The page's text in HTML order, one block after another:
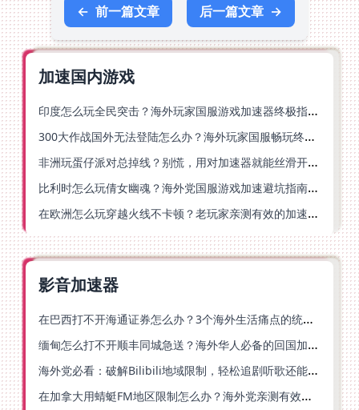
← 前一篇文章 后一篇文章 →
加速国内游戏
印度怎么玩全民突击？海外玩家国服游戏加速器终极指南（附原神延迟优化+精灵之境加速器选择）
300大作战国外无法登陆怎么办？海外玩家国服畅玩终极指南（附实测推荐）
非洲玩蛋仔派对总掉线？别慌，用对加速器就能丝滑开跑！
比利时怎么玩倩女幽魂？海外党国服游戏加速避坑指南（附实测推荐）
在欧洲怎么玩穿越火线不卡顿？老玩家亲测有效的加速器选择指南
影音加速器
在巴西打不开海通证券怎么办？3个海外生活痛点的统一解决方案
缅甸怎么打不开顺丰同城急送？海外华人必备的回国加速指南（附B站会员游戏解决方案）
海外党必看：破解Bilibili地域限制，轻松追剧听歌还能流畅理财的实用指南
在加拿大用蜻蜓FM地区限制怎么办？海外党亲测有效的回国加速方案